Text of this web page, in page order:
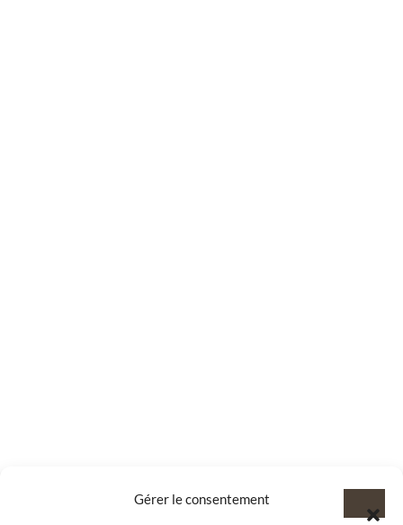
Gérer le consentement